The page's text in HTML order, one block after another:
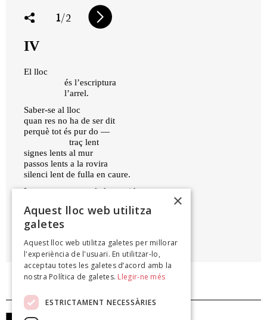
1/2
IV
El lloc
és l’escriptura
l’arrel.
Saber-se al lloc
quan res no ha de ser dit
perquè tot és pur do —
traç lent
signes lents al mur
passos lents a la rovira
silenci lent de fulla en caure.
Lenta la lenta vida.
Mirall fred del cel, 2024
×
Aquest lloc web utilitza
galetes
Aquest lloc web utilitza galetes per millorar
l'experiència de l'usuari. En utilitzar-lo,
acceptau totes les galetes d’acord amb la
nostra Política de galetes. Llegir-ne més
ESTRICTAMENT NECESSÀRIES